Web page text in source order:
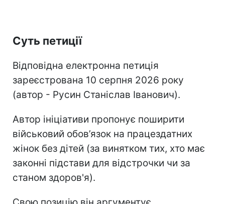
Суть петиції
Відповідна електронна петиція
зареєстрована 10 серпня 2026 року
(автор - Русин Станіслав Іванович).
Автор ініціативи пропонує поширити
військовий обов’язок на працездатних
жінок без дітей (за винятком тих, хто має
законні підстави для відстрочки чи за
станом здоров'я).